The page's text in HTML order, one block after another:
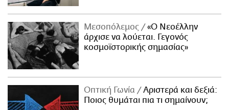
Μεσοπόλεμος
«Ο Νεοέλλην
άρχισε να λούεται. Γεγονός
κοσμοϊστορικής σημασίας»
Οπτική Γωνία
Αριστερά και δεξιά:
Ποιος θυμάται πια τι σημαίνουν;